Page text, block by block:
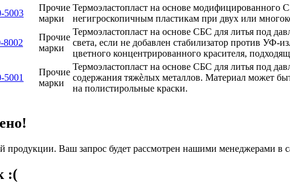
5003
Прочие
марки
Термоэластопласт на основе
негигроскопичным пластикам при двух или
8002
Прочие
марки
Термоэластопласт на основе СБС для литья под
света, если не добавлен стабилизатор против
цветного концентрированного красителя,
5001
Прочие
марки
Термоэластопласт на основе СБС для литья под
содержания тяжѐлых металлов. Материал может
на полистирольные краски.
продукции. Ваш запрос будет рассмотрен нашими менеджерами в
:(